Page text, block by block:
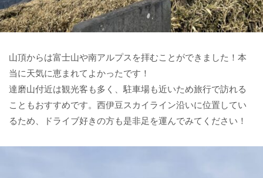
山頂からは富士山や南アルプスを拝むことができました！本
当に天気に恵まれてよかったです！
達磨山付近は観光客も多く、駐車場も近いため旅行で訪れる
こともおすすめです。西伊豆スカイライン沿いに位置してい
るため、ドライブ好きの方も是非足を運んでみてください！